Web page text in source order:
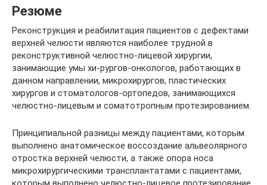
Резюме
Реконструкция и реабилитация пациентов с дефектами
верхней челюсти являются наиболее трудной в
реконструктивной челюстно-лицевой хирургии,
занимающие умы хи-рургов-онкологов, работающих в
данном направлении, микрохирургов, пластических
хирургов и стоматологов-ортопедов, занимающихся
челюстно-лицевым и соматотропным протезированием.
Принципиальной разницы между пациентами, которым
выполнено анатомическое воссоздание альвеолярного
отростка верхней челюсти, а также опора носа
микрохирургическими трансплантатами с пациентами,